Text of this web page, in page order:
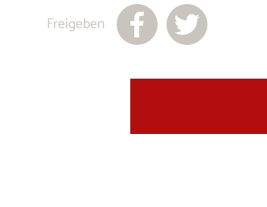
Freigeben